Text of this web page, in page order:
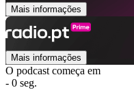
Mais informações
Mais informações
O podcast começa em
- 0 seg.